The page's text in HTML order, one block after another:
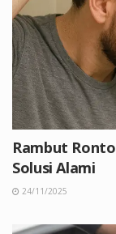
Rambut
Solusi Alami
24/11/2025